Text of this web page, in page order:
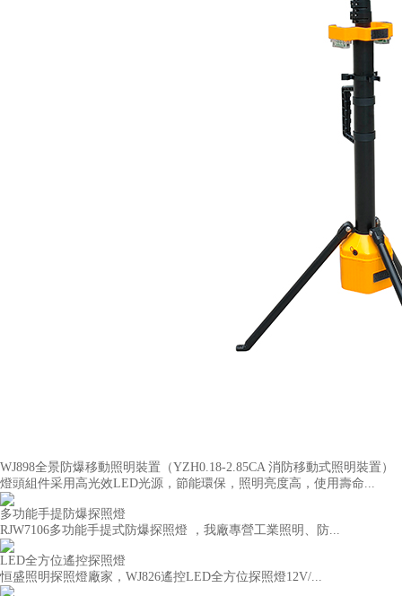
WJ898全景防爆移動照明裝置（YZH0.18-2.85CA 消防移動式照明裝置）
燈頭組件采用高光效LED光源，節能環保，照明亮度高，使用壽命...
多功能手提防爆探照燈
RJW7106多功能手提式防爆探照燈 ，我廠專營工業照明、防...
LED全方位遙控探照燈
恒盛照明探照燈廠家，WJ826遙控LED全方位探照燈12V/...